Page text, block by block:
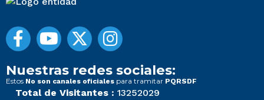
Nuestras redes sociales:
Estos No son canales oficiales para tramitar PQRSDF
Total de Visitantes : 13252029